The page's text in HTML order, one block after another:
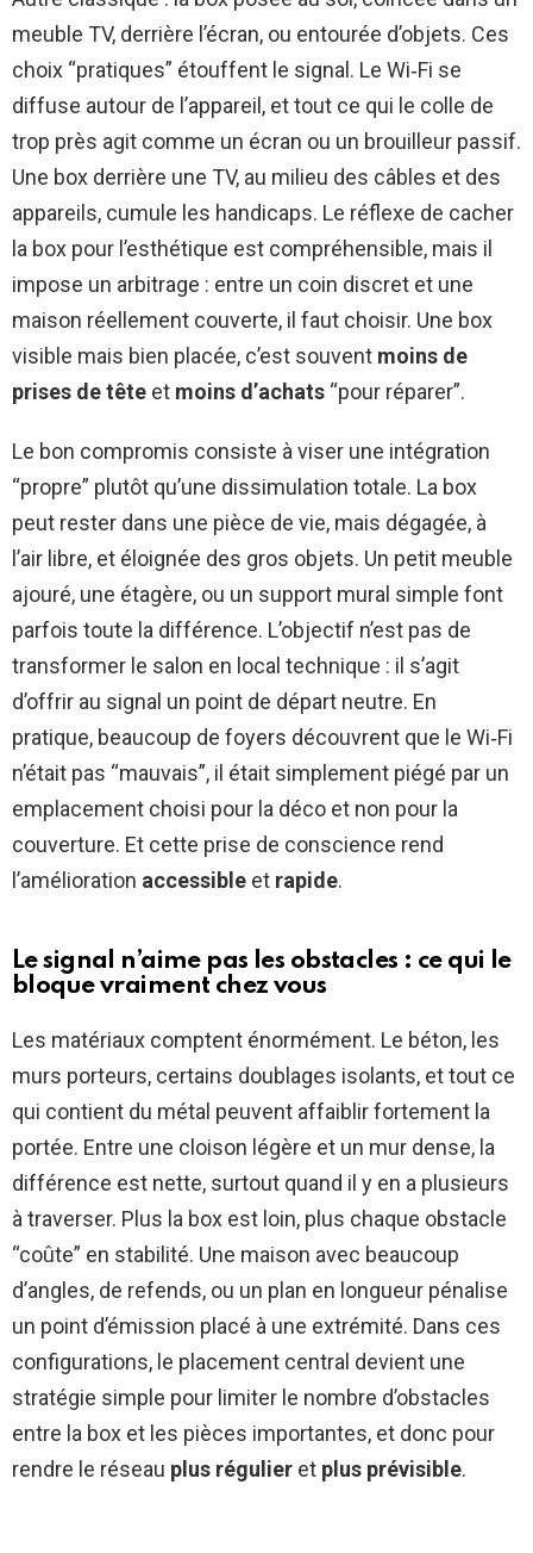
meuble TV, derrière l’écran, ou entourée d’objets. Ces
choix “pratiques” étouffent le signal. Le Wi‑Fi se
diffuse autour de l’appareil, et tout ce qui le colle de
trop près agit comme un écran ou un brouilleur passif.
Une box derrière une TV, au milieu des câbles et des
appareils, cumule les handicaps. Le réflexe de cacher
la box pour l’esthétique est compréhensible, mais il
impose un arbitrage : entre un coin discret et une
maison réellement couverte, il faut choisir. Une box
visible mais bien placée, c’est souvent moins de
prises de tête et moins d’achats “pour réparer”.
Le bon compromis consiste à viser une intégration
“propre” plutôt qu’une dissimulation totale. La box
peut rester dans une pièce de vie, mais dégagée, à
l’air libre, et éloignée des gros objets. Un petit meuble
ajouré, une étagère, ou un support mural simple font
parfois toute la différence. L’objectif n’est pas de
transformer le salon en local technique : il s’agit
d’offrir au signal un point de départ neutre. En
pratique, beaucoup de foyers découvrent que le Wi‑Fi
n’était pas “mauvais”, il était simplement piégé par un
emplacement choisi pour la déco et non pour la
couverture. Et cette prise de conscience rend
l’amélioration accessible et rapide.
Le signal n’aime pas les obstacles : ce qui le
bloque vraiment chez vous
Les matériaux comptent énormément. Le béton, les
murs porteurs, certains doublages isolants, et tout ce
qui contient du métal peuvent affaiblir fortement la
portée. Entre une cloison légère et un mur dense, la
différence est nette, surtout quand il y en a plusieurs
à traverser. Plus la box est loin, plus chaque obstacle
“coûte” en stabilité. Une maison avec beaucoup
d’angles, de refends, ou un plan en longueur pénalise
un point d’émission placé à une extrémité. Dans ces
configurations, le placement central devient une
stratégie simple pour limiter le nombre d’obstacles
entre la box et les pièces importantes, et donc pour
rendre le réseau plus régulier et plus prévisible.